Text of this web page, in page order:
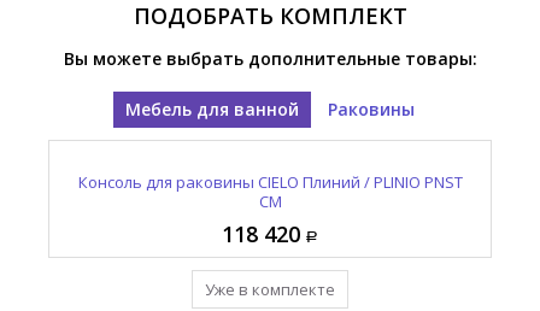
ПОДОБРАТЬ КОМПЛЕКТ
Вы можете выбрать дополнительные товары:
Мебель для ванной Раковины
Консоль для раковины CIELO Плиний / PLINIO PNST
CM
118 420
Уже в комплекте
Раковина накладная / подвесная CIELO Плиний /
PLINIO PNLASF AG
164 980
Уже в комплекте